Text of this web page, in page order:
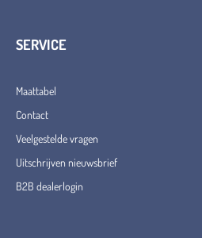
SERVICE
Maattabel
Contact
Veelgestelde vragen
Uitschrijven nieuwsbrief
B2B dealerlogin